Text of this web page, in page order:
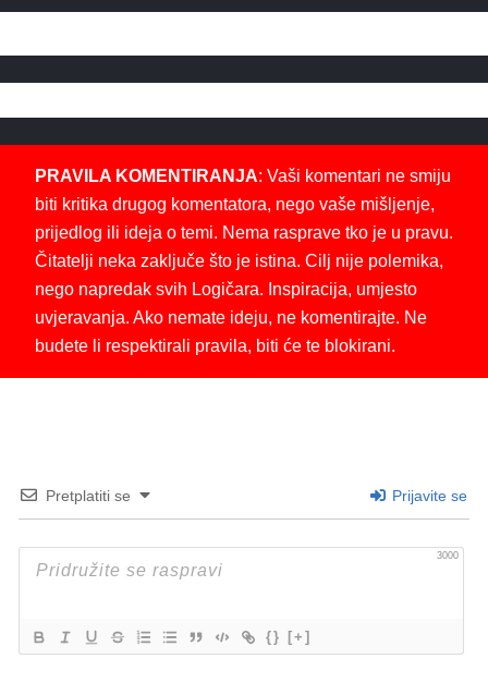
PRAVILA KOMENTIRANJA: Vaši komentari ne smiju
biti kritika drugog komentatora, nego vaše mišljenje,
prijedlog ili ideja o temi. Nema rasprave tko je u pravu.
Čitatelji neka zaključe što je istina. Cilj nije polemika,
nego napredak svih Logičara. Inspiracija, umjesto
uvjeravanja. Ako nemate ideju, ne komentirajte. Ne
budete li respektirali pravila, biti će te blokirani.
Pretplatiti se Prijavite se
3000
{} [+]